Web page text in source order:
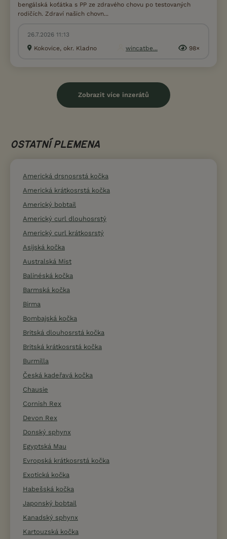
bengálská koťátka s PP ze zdravého chovu po testovaných
rodičích. Zdraví našich chovn...
26.7.2026 11:13
Kokovice, okr. Kladno
wincatbe... 98×
Zobrazit více inzerátů
OSTATNÍ PLEMENA
Americká drsnosrstá kočka
Americká krátkosrstá kočka
Americký bobtail
Americký curl dlouhosrstý
Americký curl krátkosrstý
Asijská kočka
Australská Mist
Balinéská kočka
Barmská kočka
Birma
Bombajská kočka
Britská dlouhosrstá kočka
Britská krátkosrstá kočka
Burmilla
Česká kadeřavá kočka
Chausie
Cornish Rex
Devon Rex
Donský sphynx
Egyptská Mau
Evropská krátkosrstá kočka
Exotická kočka
Habešská kočka
Japonský bobtail
Kanadský sphynx
Kartouzská kočka